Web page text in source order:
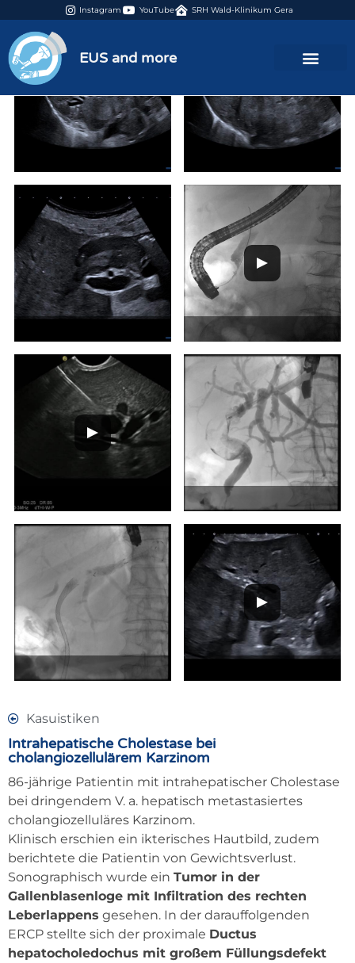
Instagram YouTube SRH Wald-Klinikum Gera
EUS and more
Kasuistiken
Intrahepatische Cholestase bei
cholangiozellulärem Karzinom
86-jährige Patientin mit intrahepatischer Cholestase
bei dringendem V. a. hepatisch metastasiertes
cholangiozelluläres Karzinom.
Klinisch erschien ein ikterisches Hautbild, zudem
berichtete die Patientin von Gewichtsverlust.
Sonographisch wurde ein Tumor in der
Gallenblasenloge mit Infiltration des rechten
Leberlappens gesehen. In der darauffolgenden
ERCP stellte sich der proximale Ductus
hepatocholedochus mit großem Füllungsdefekt